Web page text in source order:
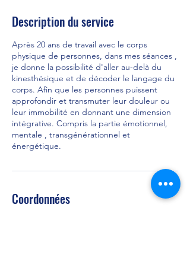
Description du service
Après 20 ans de travail avec le corps
physique de personnes, dans mes séances ,
je donne la possibilité d'aller au-delà du
kinesthésique et de décoder le langage du
corps. Afin que les personnes puissent
approfondir et transmuter leur douleur ou
leur immobilité en donnant une dimension
intégrative. Compris la partie émotionnel,
mentale , transgénérationnel et
énergétique.
Coordonnées